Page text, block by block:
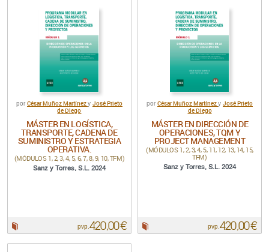
por César Muñoz Martínezy José Prieto
de Diego
MÁSTER EN LOGÍSTICA,
TRANSPORTE, CADENA DE
SUMINISTRO Y ESTRATEGIA
OPERATIVA.
(MÓDULOS 1, 2, 3, 4, 5, 6, 7, 8, 9, 10, TFM)
Sanz y Torres, S.L. 2024
pvp.420,00 €
por César Muñoz Martínezy José Prieto
de Diego
MÁSTER EN DIRECCIÓN DE
OPERACIONES, TQM Y
PROJECT MANAGEMENT
(MÓDULOS 1, 2, 3, 4, 5, 11, 12, 13, 14, 15,
TFM)
Sanz y Torres, S.L. 2024
pvp.420,00 €